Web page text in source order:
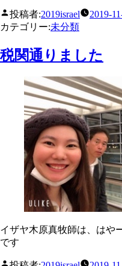
投稿者:2019israel 2019-
カテゴリー:未分類
税関通りました
イザヤ木原真牧師は、はや
です